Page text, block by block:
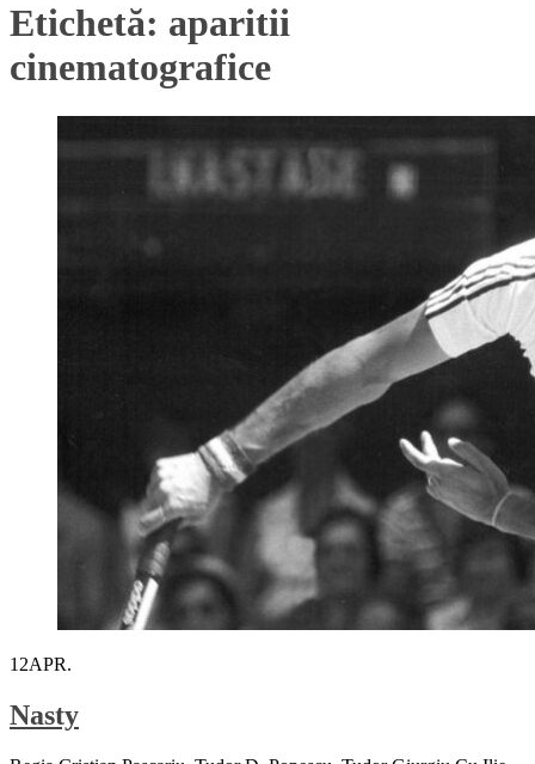
Etichetă: aparitii
cinematografice
12APR.
Nasty